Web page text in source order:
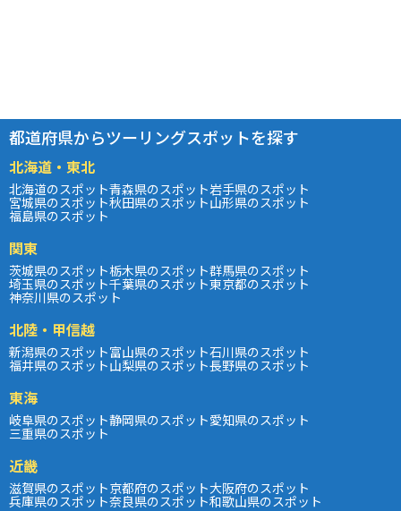
都道府県からツーリングスポットを探す
北海道・東北
北海道のスポット青森県のスポット岩手県のスポット
宮城県のスポット秋田県のスポット山形県のスポット
福島県のスポット
関東
茨城県のスポット栃木県のスポット群馬県のスポット
埼玉県のスポット千葉県のスポット東京都のスポット
神奈川県のスポット
北陸・甲信越
新潟県のスポット富山県のスポット石川県のスポット
福井県のスポット山梨県のスポット長野県のスポット
東海
岐阜県のスポット静岡県のスポット愛知県のスポット
三重県のスポット
近畿
滋賀県のスポット京都府のスポット大阪府のスポット
兵庫県のスポット奈良県のスポット和歌山県のスポット